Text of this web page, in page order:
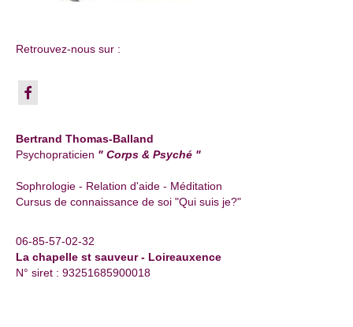
Retrouvez-nous sur :
Bertrand Thomas-Balland
Psychopraticien " Corps & Psyché "
Sophrologie - Relation d'aide - Méditation
Cursus de connaissance de soi "Qui suis je?"
06-85-57-02-32
La chapelle st sauveur - Loireauxence
N° siret : 93251685900018